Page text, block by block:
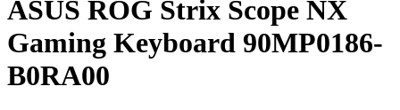
ASUS ROG Strix Scope NX
Gaming Keyboard 90MP0186-
B0RA00